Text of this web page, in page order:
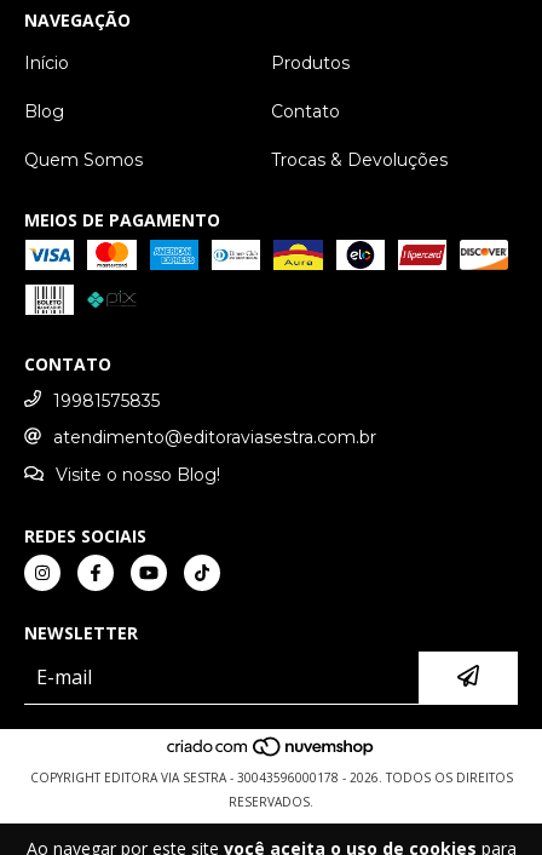
Ao navegar por este site você aceita o uso de cookies para
NAVEGAÇÃO
Início Produtos
Blog Contato
Quem Somos Trocas & Devoluções
MEIOS DE PAGAMENTO
CONTATO
19981575835
atendimento@editoraviasestra.com.br
Visite o nosso Blog!
REDES SOCIAIS
NEWSLETTER
COPYRIGHT EDITORA VIA SESTRA - 30043596000178 - 2026. TODOS OS DIREITOS
RESERVADOS.